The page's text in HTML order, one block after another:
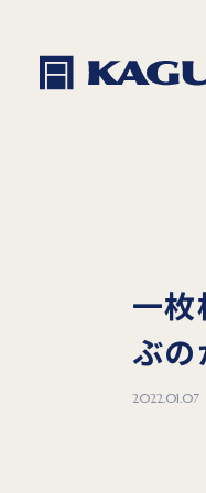
一
ぶの
2022.01.07